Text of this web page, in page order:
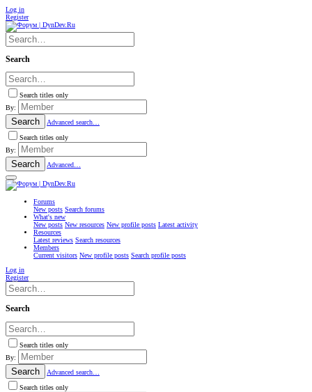
Log in
Register
Search
Search titles only
By:
Search
Advanced search…
Search titles only
By:
Search Advanced…
Forums
New posts Search forums
What's new
New posts New resources New profile posts Latest activity
Resources
Latest reviews Search resources
Members
Current visitors New profile posts Search profile posts
Log in
Register
Search
Search titles only
By:
Search
Advanced search…
Search titles only